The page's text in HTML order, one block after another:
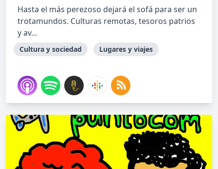
Hasta el más perezoso dejará el sofá para ser un
trotamundos. Culturas remotas, tesoros patrios
y av...
Cultura y sociedad Lugares y viajes